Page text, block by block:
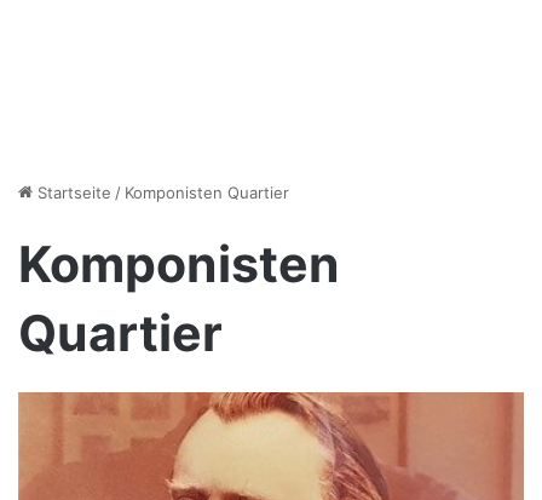
Startseite / Komponisten Quartier
Komponisten
Quartier